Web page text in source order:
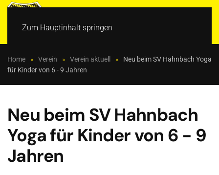
Zum Hauptinhalt springen
Home Verein Verein aktuell
Neu beim SV Hahnbach Yoga
für Kinder von 6 - 9 Jahren
Neu beim SV Hahnbach
Yoga für Kinder von 6 - 9
Jahren